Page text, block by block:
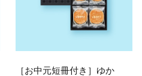
［お中元短冊付き］ゆか